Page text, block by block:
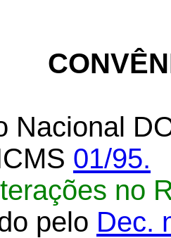
Nacional
01/95.
no
pelo Dec.